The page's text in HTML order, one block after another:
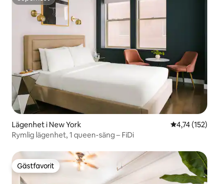
Superhost
Lägenhet i New York 4,74 av 5 i
4,74 (152)
Rymlig lägenhet, 1 queen-säng – FiDi
Gästfavorit
Gästfavorit